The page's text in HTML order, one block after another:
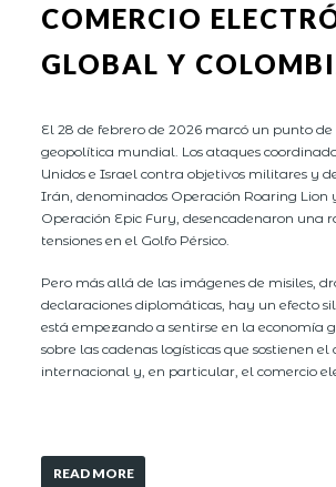
COMERCIO
GLOBAL Y
El 28 de febrero de 2026 marcó un punto
geopolítica mundial. Los ataques
Unidos e Israel contra objetivos militares y
Irán, denominados Operación Roaring Lion
Operación Epic Fury, desencadenaron una
tensiones en el Golfo Pérsico.
Pero más allá de las imágenes de misiles,
declaraciones diplomáticas, hay un efecto
está empezando a sentirse en la economía
sobre las cadenas logísticas que sostienen el
internacional y, en particular, el comercio
READ MORE